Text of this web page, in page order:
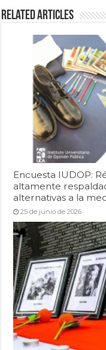
Related Articles
Encuesta IUDOP:
altamente
alternativas a la
25 de junio de 2026